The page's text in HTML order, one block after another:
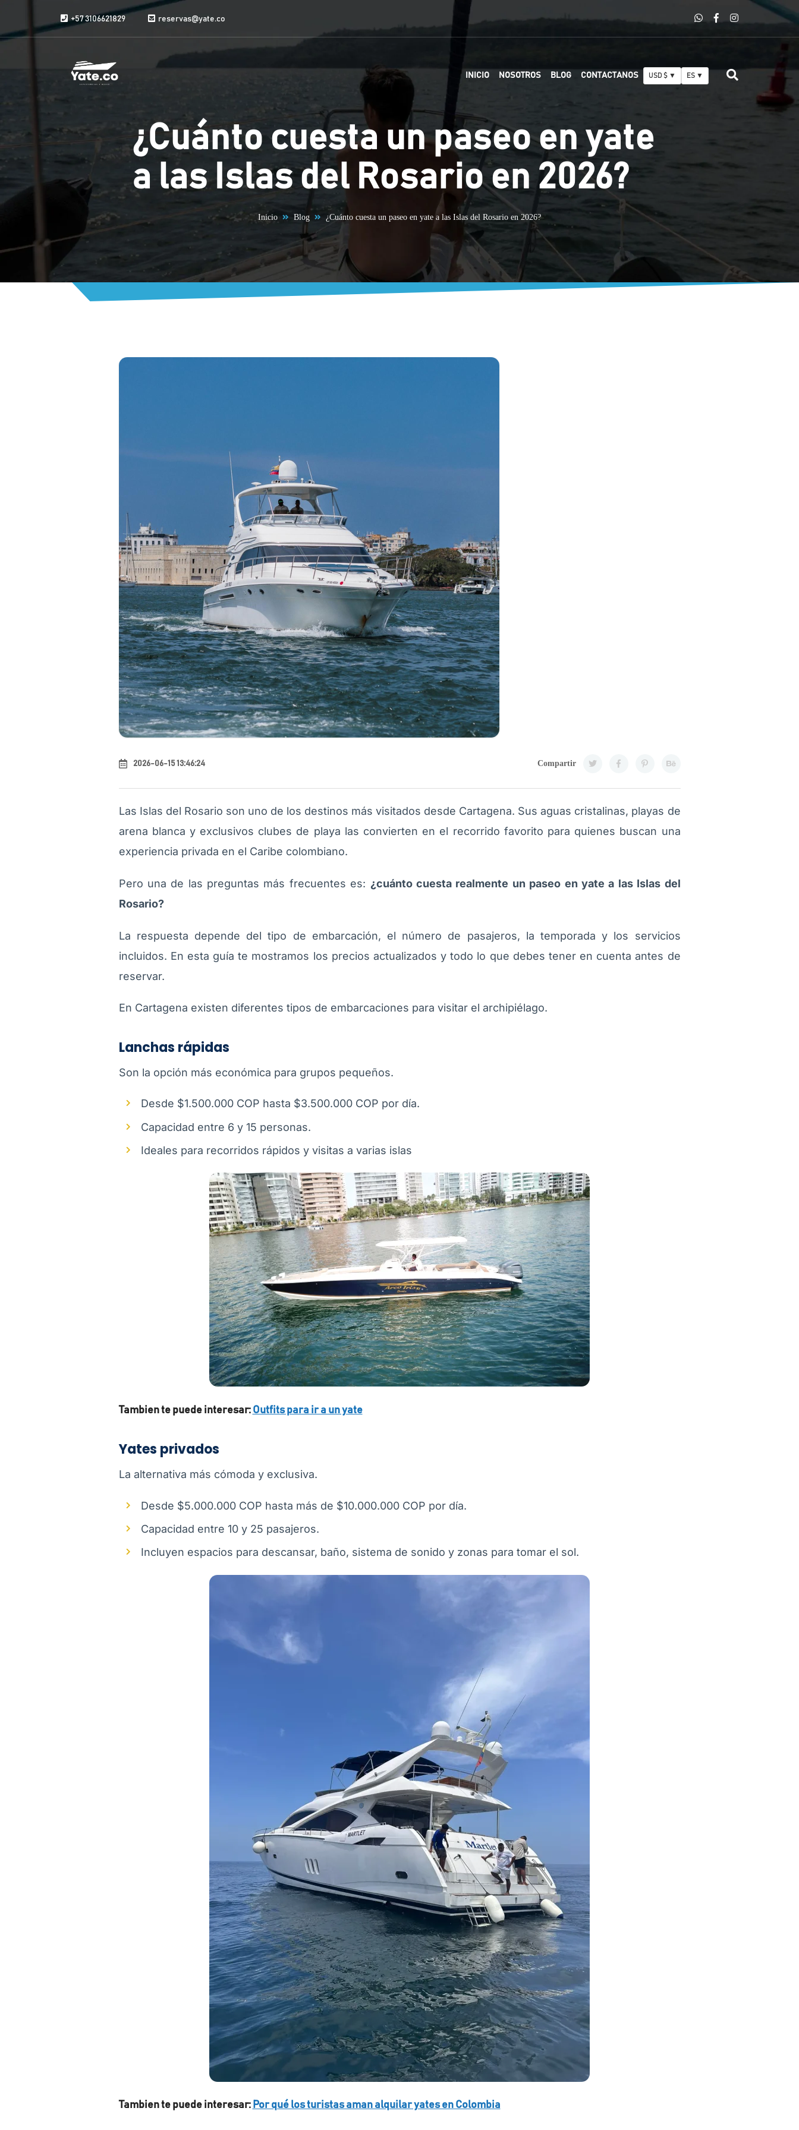
+57 3106621829 reservas@yate.co
INICIO NOSOTROS BLOG CONTACTANOS USD $ ▼ ES ▼
¿Cuánto cuesta un paseo en yate
a las Islas del Rosario en 2026?
Inicio Blog ¿Cuánto cuesta un paseo en yate a las Islas del Rosario en 2026?
2026-06-15 13:46:24 Compartir
Las Islas del Rosario son uno de los destinos más visitados desde Cartagena. Sus aguas cristalinas, playas de
arena blanca y exclusivos clubes de playa las convierten en el recorrido favorito para quienes buscan una
experiencia privada en el Caribe colombiano.
Pero una de las preguntas más frecuentes es: ¿cuánto cuesta realmente un paseo en yate a las Islas del
Rosario?
La respuesta depende del tipo de embarcación, el número de pasajeros, la temporada y los servicios
incluidos. En esta guía te mostramos los precios actualizados y todo lo que debes tener en cuenta antes de
reservar.
En Cartagena existen diferentes tipos de embarcaciones para visitar el archipiélago.
Lanchas rápidas
Son la opción más económica para grupos pequeños.
Desde $1.500.000 COP hasta $3.500.000 COP por día.
Capacidad entre 6 y 15 personas.
Ideales para recorridos rápidos y visitas a varias islas
Tambien te puede interesar: Outfits para ir a un yate
Yates privados
La alternativa más cómoda y exclusiva.
Desde $5.000.000 COP hasta más de $10.000.000 COP por día.
Capacidad entre 10 y 25 pasajeros.
Incluyen espacios para descansar, baño, sistema de sonido y zonas para tomar el sol.
Tambien te puede interesar: Por qué los turistas aman alquilar yates en Colombia